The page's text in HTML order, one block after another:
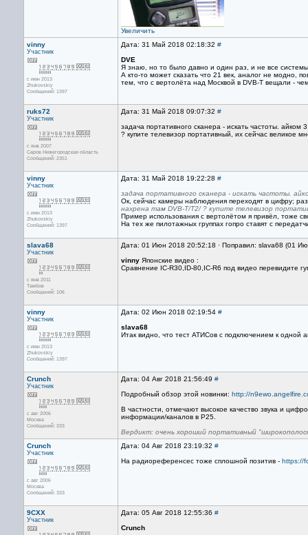
Увеличить
vinny
Участник
с июн 2013
Zhukovskiy
Сообщений: 1397
Дата: 31 Май 2018 02:18:32 #
DVE
Я знаю, но то было давно и один раз, и не все
А кто-то может сказать что 21 век, аналог не модно,
тем, что с вертолёта над Москвой в DVB-T вещали -
ruks72
Участник
с янв 2007
Саров Нижегородская область
Сообщений: 2351
Дата: 31 Май 2018 09:07:32 #
задача портативного сканера - искать частоты.
? купите телевизор портативный, их сейчас великое
vinny
Участник
с июн 2013
Zhukovskiy
Сообщений: 1397
Дата: 31 Май 2018 19:22:28 #
задача портативного сканера - искать частоты.
Ок, сейчас камеры наблюдения переходят в цифру;
нахрена там DVB-T/T2/ ? купите телевизор
Пример использования с вертолётом я привёл, тоже
На тех же пилотажных группах гопро ставят с
slava68
Участник
с янв 2011
Тамбов
Сообщений: 106
Дата: 01 Июн 2018 20:52:18 · Поправил: slava68 (01
vinny Японские видео :
Сравнение IC-R30,ID-80,IC-R6 под видео перевидите
vinny
Участник
с июн 2013
Zhukovskiy
Сообщений: 1397
Дата: 02 Июн 2018 02:19:54 #
slava68
Итак видно, что тест АТИСов с подключением к одной
Crunch
Участник
с авг 2006
Москва
Сообщений: 333
Дата: 04 Авг 2018 21:56:49 #
Подробный обзор этой новинки: http://
В частности, отмечают высокое качество звука и
информации/каналов в P25.
Вердикт: очень хороший портативный
Crunch
Участник
с авг 2006
Москва
Сообщений: 333
Дата: 04 Авг 2018 23:19:32 #
На радиореференсес тоже сплошной позитив - https://
9CXX
Участник
Дата: 05 Авг 2018 12:55:36 #
Crunch